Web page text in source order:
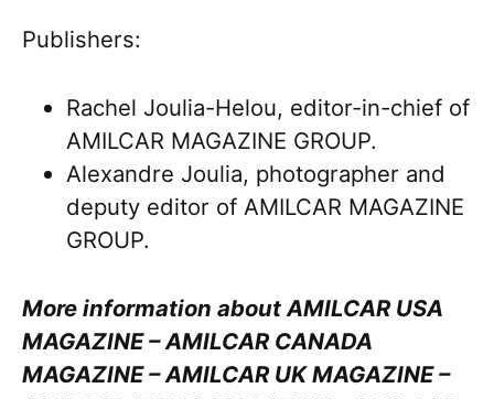
Publishers:
Rachel Joulia-Helou, editor-in-chief of
AMILCAR MAGAZINE GROUP.
Alexandre Joulia, photographer and
deputy editor of AMILCAR MAGAZINE
GROUP.
More information about AMILCAR USA
MAGAZINE – AMILCAR CANADA
MAGAZINE – AMILCAR UK MAGAZINE –